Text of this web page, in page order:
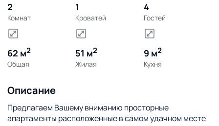
2
Комнат
1
Кроватей
4
Гостей
62 м2
Общая
51 м2
Жилая
9 м2
Кухня
Описание
Предлагаем Вашему вниманию просторные
апартаменты расположенные в самом удачном месте